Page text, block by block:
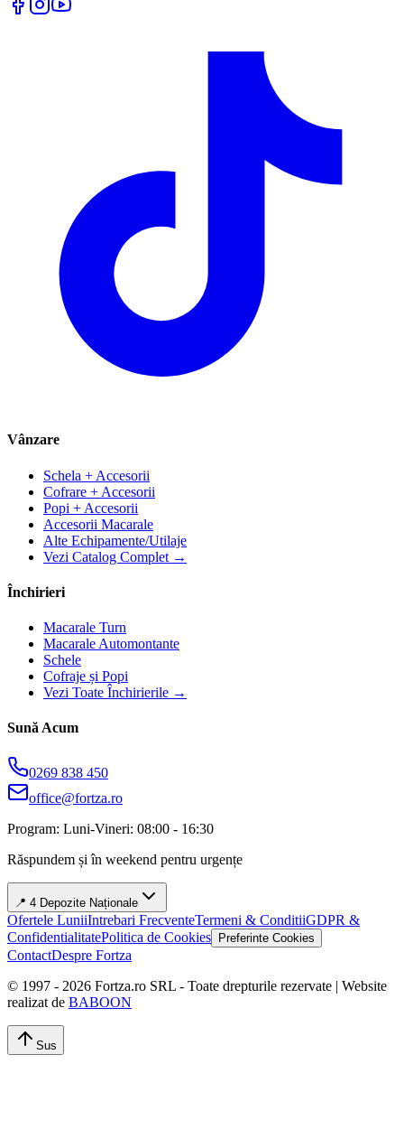
Vânzare
Schela + Accesorii
Cofrare + Accesorii
Popi + Accesorii
Accesorii Macarale
Alte Echipamente/Utilaje
Vezi Catalog Complet →
Închirieri
Macarale Turn
Macarale Automontante
Schele
Cofraje și Popi
Vezi Toate Închirierile →
Sună Acum
0269 838 450
office@fortza.ro
Program: Luni-Vineri: 08:00 - 16:30
Răspundem și în weekend pentru urgențe
📍 4 Depozite Naționale
Ofertele LuniiIntrebari FrecventeTermeni & ConditiiGDPR &
ConfidentialitatePolitica de Cookies Preferinte Cookies
ContactDespre Fortza
© 1997 - 2026 Fortza.ro SRL - Toate drepturile rezervate | Website
realizat de BABOON
Sus